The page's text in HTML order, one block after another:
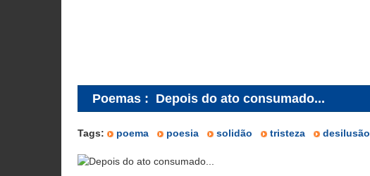
Poemas : Depois do ato consumado...
Tags: poema poesia solidão tristeza desilusão